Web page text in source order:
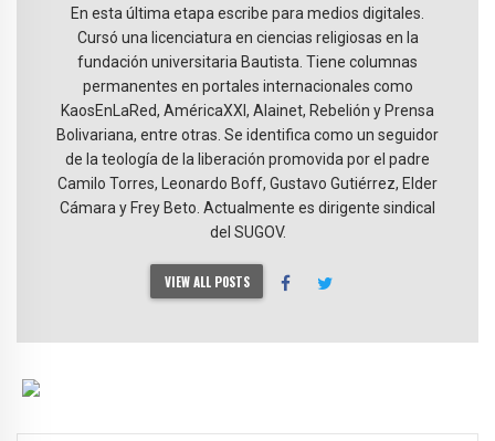
En esta última etapa escribe para medios digitales.
Cursó una licenciatura en ciencias religiosas en la
fundación universitaria Bautista. Tiene columnas
permanentes en portales internacionales como
KaosEnLaRed, AméricaXXI, Alainet, Rebelión y Prensa
Bolivariana, entre otras. Se identifica como un seguidor
de la teología de la liberación promovida por el padre
Camilo Torres, Leonardo Boff, Gustavo Gutiérrez, Elder
Cámara y Frey Beto. Actualmente es dirigente sindical
del SUGOV.
VIEW ALL POSTS